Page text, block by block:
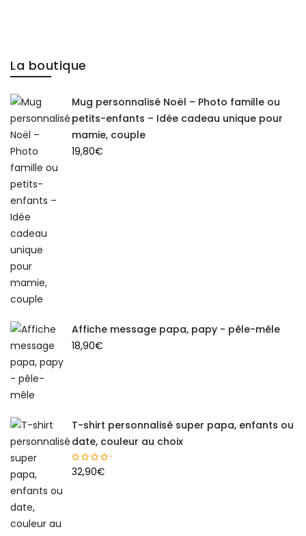
La boutique
Mug personnalisé Noël – Photo famille ou
petits-enfants – Idée cadeau unique pour
mamie, couple
19,80€
Affiche message papa, papy - pêle-mêle
18,90€
T-shirt personnalisé super papa, enfants ou
date, couleur au choix
32,90€